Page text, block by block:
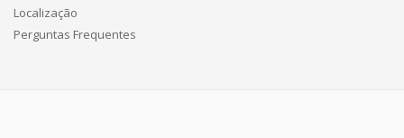
Localização
Perguntas Frequentes